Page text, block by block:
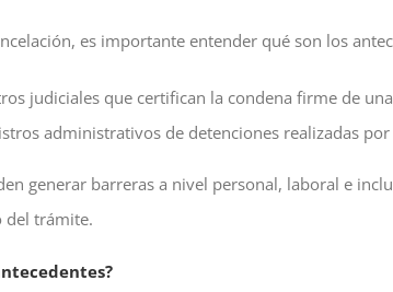
es importante entender qué son los
judiciales que certifican la condena firme de
administrativos de detenciones realizadas
generar barreras a nivel personal, laboral e
del trámite.